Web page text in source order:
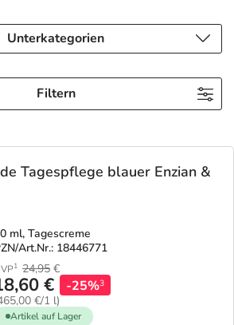
Unterkategorien
Filtern
Tagespflege blauer Enzian &
ml, Tagescreme
Art.Nr.: 18446771
1 24,95 €
€
€/1 l)
-25%3
Artikel auf Lager